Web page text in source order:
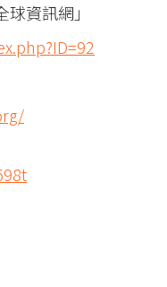
資訊網」